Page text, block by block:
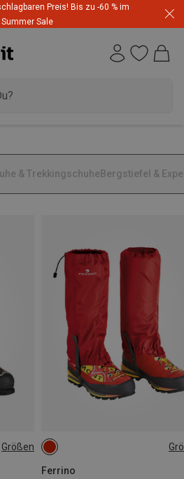
Preis! Bis zu -60 % im
Summer Sale
& Trekkingschuhe Bergstiefel &
Größen
Ferrino
ONE SIZE